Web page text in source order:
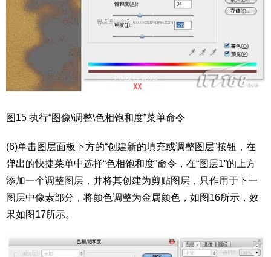
图15 执行“图像\调整\色相饱和度”菜单命令
(6)单击图层面板下方的“创建新的填充或调整图层”按钮，在
弹出的快捷菜单中选择“色相饱和度”命令，在“图层1”的上方
添加一个调整图层，并将其创建为剪贴图层，只作用于下一
图层中像素部分，将颜色调整为金属颜色，如图16所示，效
果如图17所示。